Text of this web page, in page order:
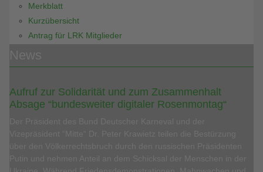
Merkblatt
Kurzübersicht
Antrag für LRK Mitglieder
Aufruf zur Solidarität und zum Zusammenhalt
Absage “bundesweiter digitaler Rosenmontag“